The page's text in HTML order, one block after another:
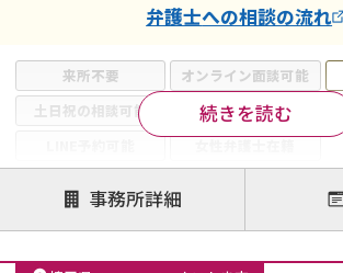
来所不要 オンライン面談可能
土日祝の相談可能
19時以降電話可能
注力案件
離婚前相談
離婚調停
親権・面会交流権
DV
続きを読む
弁護士への相談の流れ
事務所詳細